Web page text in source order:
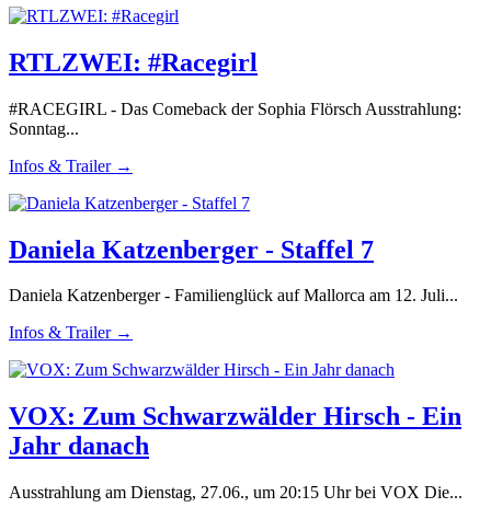
RTLZWEI: #Racegirl
#RACEGIRL - Das Comeback der Sophia Flörsch Ausstrahlung:
Sonntag...
Infos & Trailer →
Daniela Katzenberger - Staffel 7
Daniela Katzenberger - Familienglück auf Mallorca am 12. Juli...
Infos & Trailer →
VOX: Zum Schwarzwälder Hirsch - Ein
Jahr danach
Ausstrahlung am Dienstag, 27.06., um 20:15 Uhr bei VOX Die...